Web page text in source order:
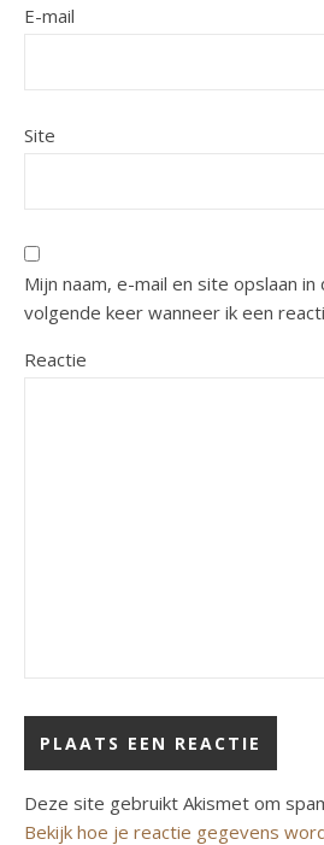
E-mail
Site
Mijn naam, e-mail en site opslaan
volgende keer wanneer ik een
Reactie
Deze site gebruikt Akismet om
Bekijk hoe je reactie gegevens